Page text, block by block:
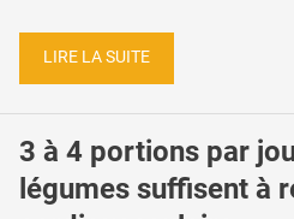
LIRE LA SUITE
3 à 4 portions par
légumes suffisent à